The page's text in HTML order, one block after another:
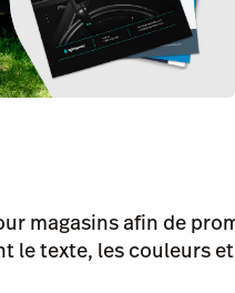
magasins afin de
le texte, les couleurs